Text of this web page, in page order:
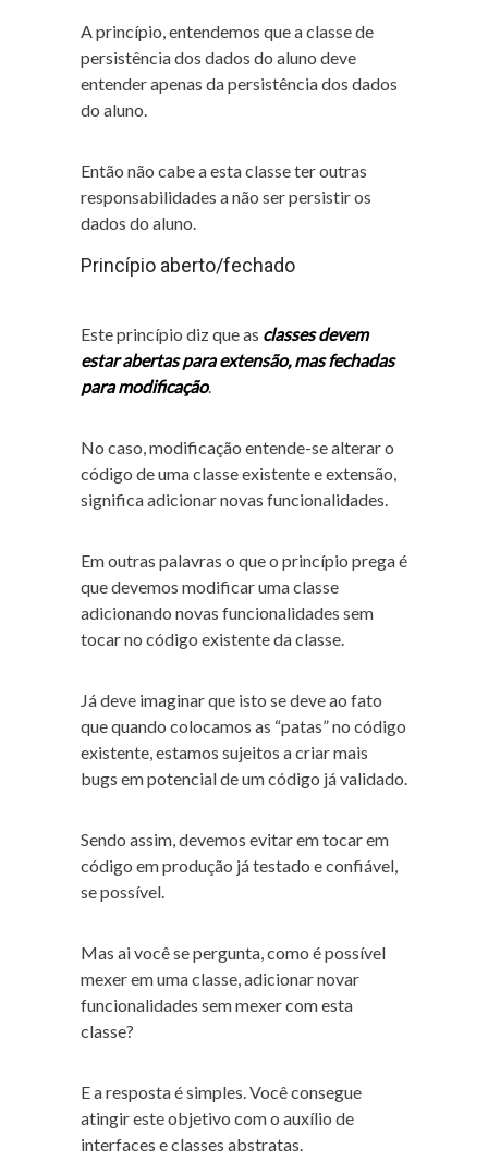
A princípio, entendemos que a classe de
persistência dos dados do aluno deve
entender apenas da persistência dos dados
do aluno.
Então não cabe a esta classe ter outras
responsabilidades a não ser persistir os
dados do aluno.
Princípio aberto/fechado
Este princípio diz que as classes devem
estar abertas para extensão, mas fechadas
para modificação.
No caso, modificação entende-se alterar o
código de uma classe existente e extensão,
significa adicionar novas funcionalidades.
Em outras palavras o que o princípio prega é
que devemos modificar uma classe
adicionando novas funcionalidades sem
tocar no código existente da classe.
Já deve imaginar que isto se deve ao fato
que quando colocamos as “patas” no código
existente, estamos sujeitos a criar mais
bugs em potencial de um código já validado.
Sendo assim, devemos evitar em tocar em
código em produção já testado e confiável,
se possível.
Mas ai você se pergunta, como é possível
mexer em uma classe, adicionar novar
funcionalidades sem mexer com esta
classe?
E a resposta é simples. Você consegue
atingir este objetivo com o auxílio de
interfaces e classes abstratas.